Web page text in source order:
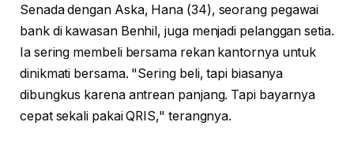
Senada dengan Aska, Hana (34), seorang pegawai
bank di kawasan Benhil, juga menjadi pelanggan setia.
Ia sering membeli bersama rekan kantornya untuk
dinikmati bersama. "Sering beli, tapi biasanya
dibungkus karena antrean panjang. Tapi bayarnya
cepat sekali pakai QRIS," terangnya.